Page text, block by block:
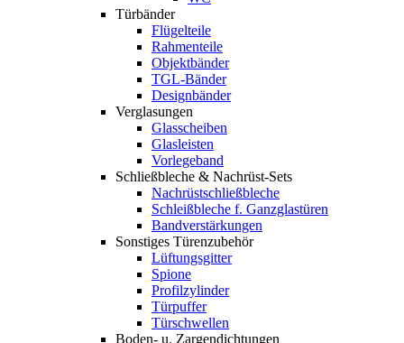
Türbänder
Flügelteile
Rahmenteile
Objektbänder
TGL-Bänder
Designbänder
Verglasungen
Glasscheiben
Glasleisten
Vorlegeband
Schließbleche & Nachrüst-Sets
Nachrüstschließbleche
Schleißbleche f. Ganzglastüren
Bandverstärkungen
Sonstiges Türenzubehör
Lüftungsgitter
Spione
Profilzylinder
Türpuffer
Türschwellen
Boden- u. Zargendichtungen